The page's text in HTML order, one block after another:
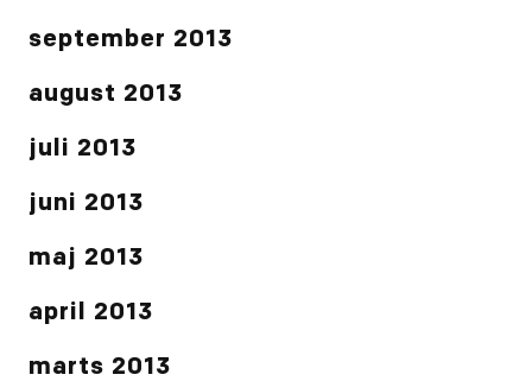
september 2013
august 2013
juli 2013
juni 2013
maj 2013
april 2013
marts 2013